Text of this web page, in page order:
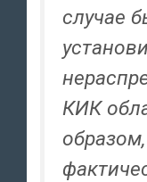
случае
КИК